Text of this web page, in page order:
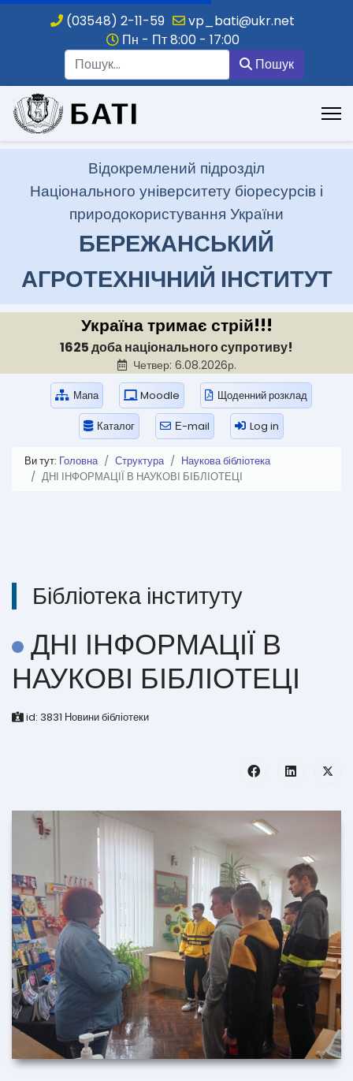
(03548) 2-11-59
vp_bati@ukr.net
Пн - Пт 8:00 - 17:00
Пошук
.
Відокремлений підрозділ
Національного університету біоресурсів і
природокористування України
БЕРЕЖАНСЬКИЙ
АГРОТЕХНІЧНИЙ ІНСТИТУТ
Україна тримає стрій!!!
1625 доба національного супротиву!
Четвер: 6.08.2026р.
Мапа Moodle Щоденний розклад
Каталог Е-mail Log in
Ви тут: Головна Структура
Наукова бібліотека
ДНІ ІНФОРМАЦІЇ В НАУКОВІ БІБЛІОТЕЦІ
Бібліотека інституту
ДНІ ІНФОРМАЦІЇ В
НАУКОВІ БІБЛІОТЕЦІ
id: 3831 Новини бібліотеки